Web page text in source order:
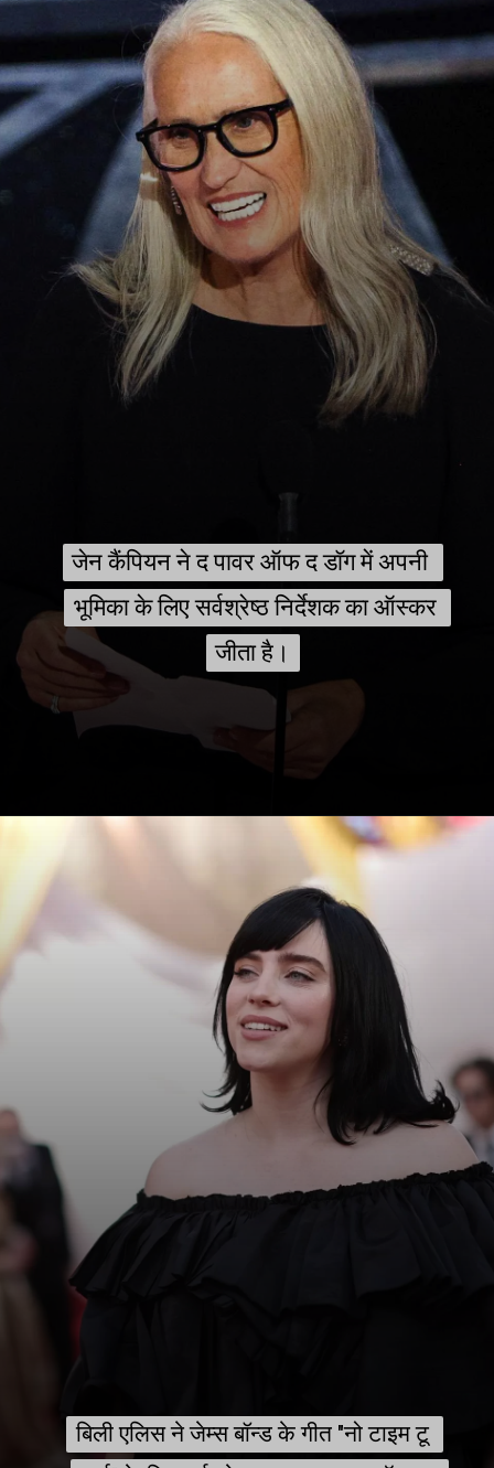
जेन कैंपियन ने द पावर ऑफ द डॉग में अपनी
भूमिका के लिए सर्वश्रेष्ठ निर्देशक का ऑस्कर
जीता है।
जेन कैंपियन ने द पावर ऑफ द डॉग में अपनी
भूमिका के लिए सर्वश्रेष्ठ निर्देशक का ऑस्कर
जीता है।
बिली एलिस ने जेम्स बॉन्ड के गीत "नो टाइम टू
बिली एलिस ने जेम्स बॉन्ड के गीत "नो टाइम टू